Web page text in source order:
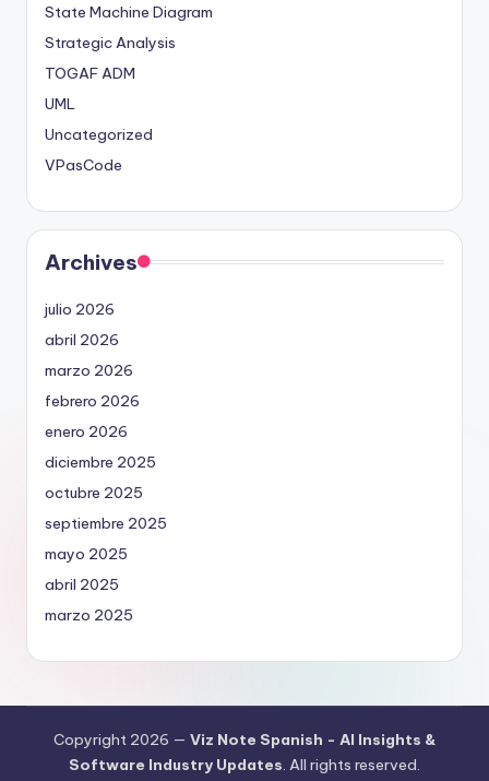
State Machine Diagram
Strategic Analysis
TOGAF ADM
UML
Uncategorized
VPasCode
Archives
julio 2026
abril 2026
marzo 2026
febrero 2026
enero 2026
diciembre 2025
octubre 2025
septiembre 2025
mayo 2025
abril 2025
marzo 2025
Copyright 2026 — Viz Note Spanish - AI Insights &
Software Industry Updates. All rights reserved.